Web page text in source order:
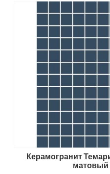
Керамогранит
матовый